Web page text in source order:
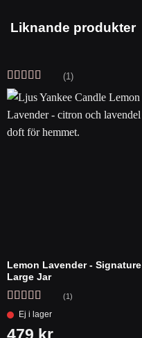
Liknande produkter
Betygsatt
4av 5
(1)
Lemon Lavender - Signature
Large Jar
Betygsatt
(1)